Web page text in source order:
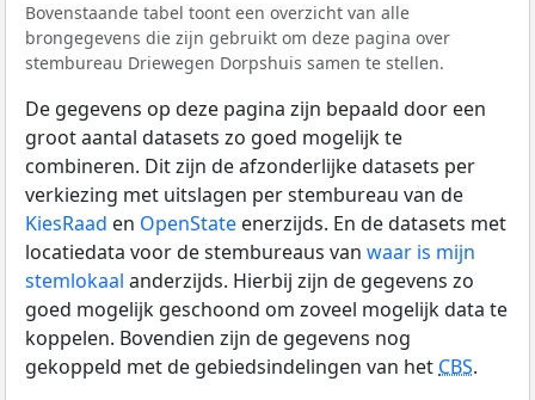
Bovenstaande tabel toont een overzicht van alle
brongegevens die zijn gebruikt om deze pagina over
stembureau Driewegen Dorpshuis samen te stellen.
De gegevens op deze pagina zijn bepaald door een
groot aantal datasets zo goed mogelijk te
combineren. Dit zijn de afzonderlijke datasets per
verkiezing met uitslagen per stembureau van de
KiesRaad en OpenState enerzijds. En de datasets met
locatiedata voor de stembureaus van waar is mijn
stemlokaal anderzijds. Hierbij zijn de gegevens zo
goed mogelijk geschoond om zoveel mogelijk data te
koppelen. Bovendien zijn de gegevens nog
gekoppeld met de gebiedsindelingen van het CBS.